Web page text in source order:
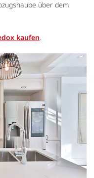
über dem
kaufen.